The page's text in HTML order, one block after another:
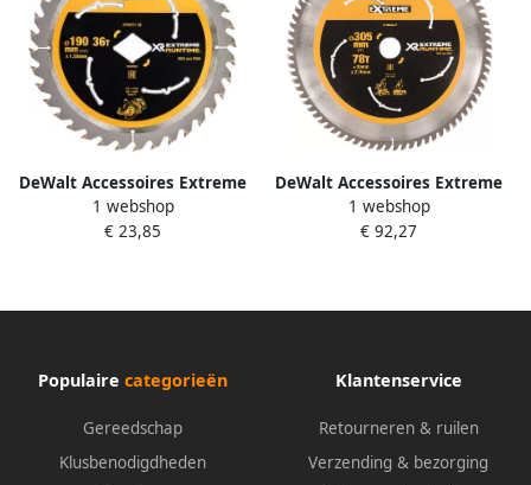
DeWalt Accessoires Extreme
Runtime Cirkelzaagblad voor
DCS577 190mm 36T
1 webshop
€ 23,85
DeWalt Accessoires Extreme
Runtime Cirkelzaagblad
305mm x 30mm 80T
1 webshop
€ 92,27
Populaire categorieën
Gereedschap
Klusbenodigdheden
Klantenservice
Retourneren & ruilen
Verzending & bezorging